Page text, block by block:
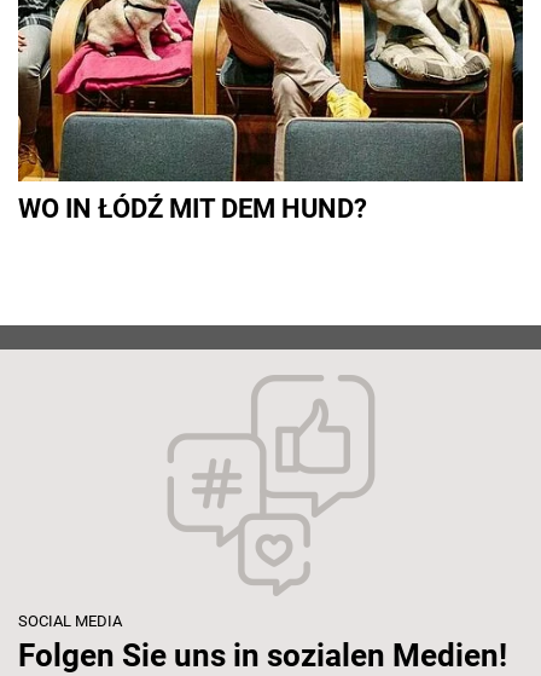
WO IN ŁÓDŹ MIT DEM HUND?
SOCIAL MEDIA
Folgen Sie uns in sozialen Medien!